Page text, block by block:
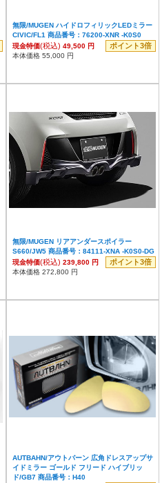
無限/MUGEN ハイドロフィリックLEDミラー
CIVIC/FL1 商品番号：76200-XNR -K0S0
現金特価(税込) 49,500 円 ポイント3倍
本体価格 55,000 円
無限/MUGEN リアアンダースポイラー
S660/JW5 商品番号：84111-XNA -K0S0-DG
現金特価(税込) 239,800 円 ポイント3倍
本体価格 272,800 円
AUTBAHN/アウトバーン 広角ドレスアップサ
イドミラー ゴールド フリード ハイブリッ
ド/GB7 商品番号：H40